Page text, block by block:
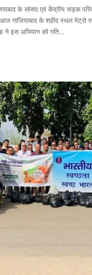
के सांसद एवं केंद्रीय सड़क
गाजियाबाद के शहीद स्थल मेट्रो
ने इस अभियान को गति…